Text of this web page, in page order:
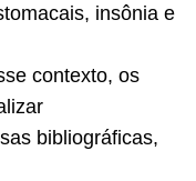
insônia e
contexto, os
bibliográficas,